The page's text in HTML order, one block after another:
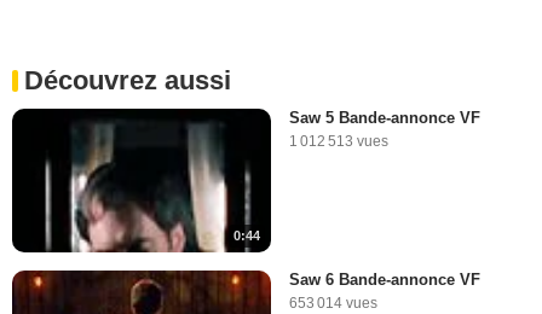
Découvrez aussi
0:44
Saw 5 Bande-annonce VF
1 012 513 vues
Saw 6 Bande-annonce VF
653 014 vues